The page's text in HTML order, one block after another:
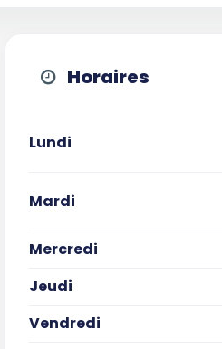
Horaires
Lundi
Mardi
Mercredi
Jeudi
Vendredi